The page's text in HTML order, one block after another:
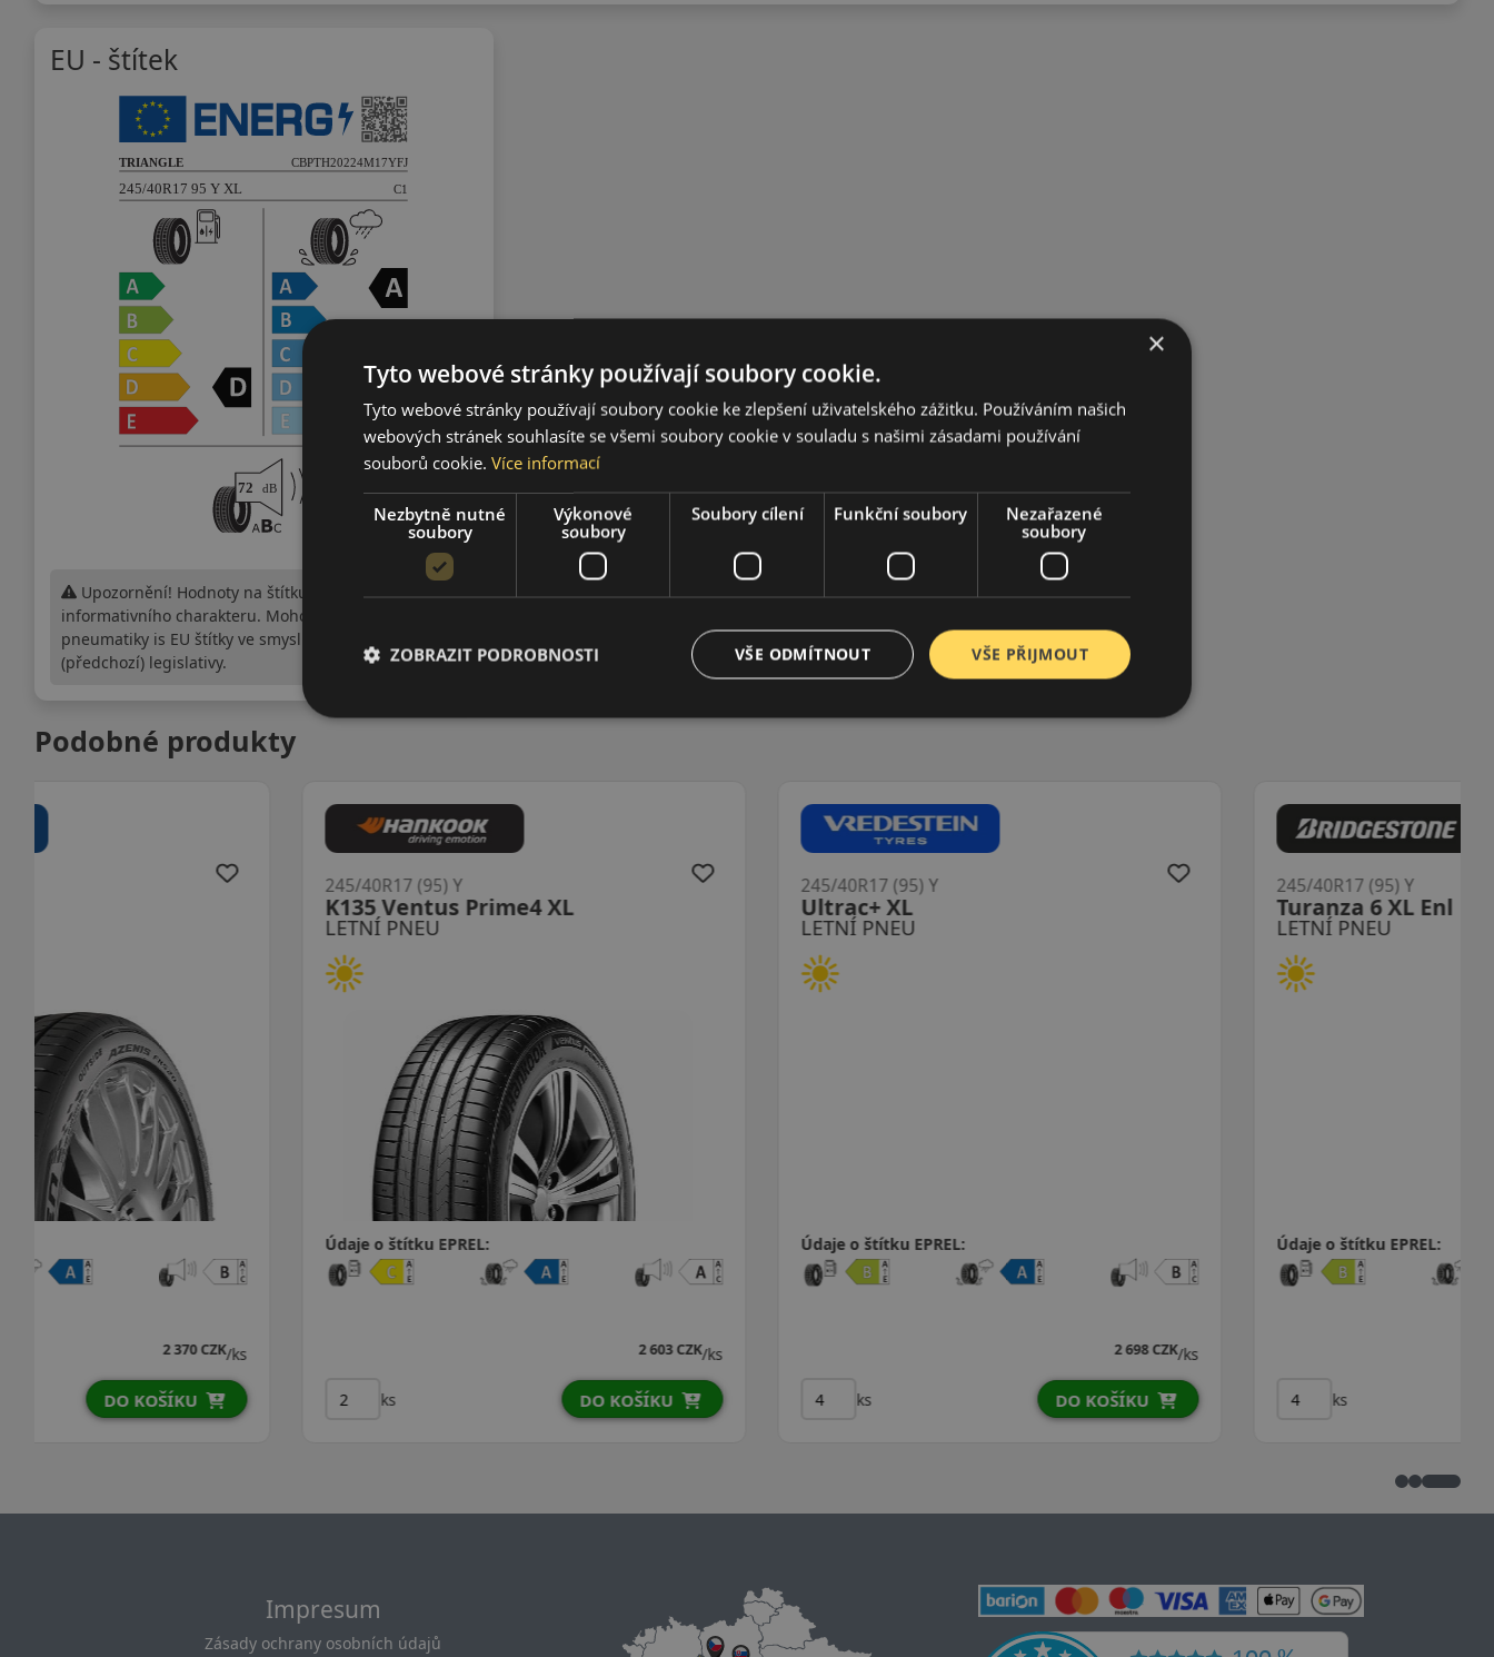
EU - štítek
Upozornění! Hodnoty na štítku jsou pouze
informativního charakteru. Mohou být dodány
pneumatiky is EU štítky ve smyslu dosud platné
(předchozí) legislativy.
Podobné produkty
ks DO KOŠÍKU
Ultrac+ XL
ks DO KOŠÍKU ks DO KOŠÍKU
Impresum
Zásady ochrany osobních údajů
×
Tyto webové stránky používají soubory cookie.
Tyto webové stránky používají soubory cookie ke zlepšení uživatelského zážitku. Používáním našich
webových stránek souhlasíte se všemi soubory cookie v souladu s našimi zásadami používání
souborů cookie. Více informací
Nezbytně nutné
soubory
Výkonové
soubory
Soubory cílení Funkční soubory
Nezařazené
soubory
VŠE PŘIJMOUT
VŠE ODMÍTNOUT
ZOBRAZIT PODROBNOSTI